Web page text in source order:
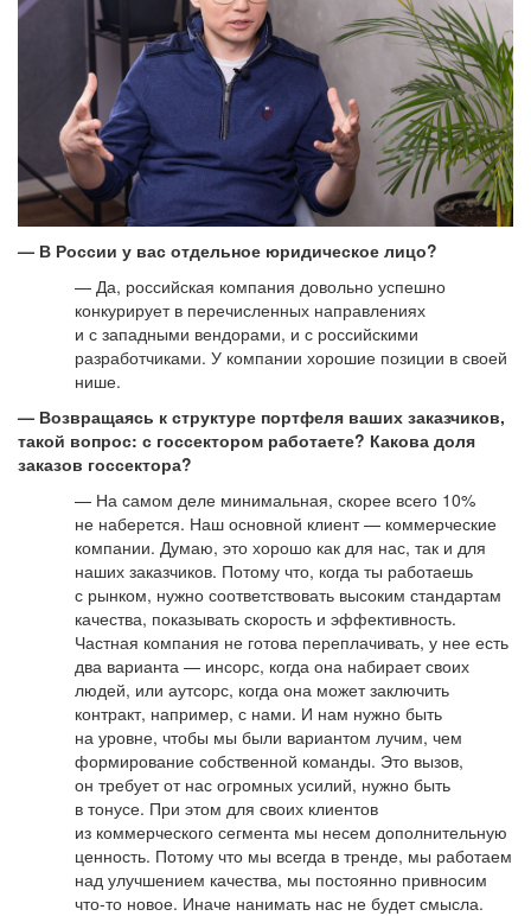
— В России у вас отдельное юридическое лицо?
— Да, российская компания довольно успешно
конкурирует в перечисленных направлениях
и с западными вендорами, и с российскими
разработчиками. У компании хорошие позиции в своей
нише.
— Возвращаясь к структуре портфеля ваших заказчиков,
такой вопрос: с госсектором работаете? Какова доля
заказов госсектора?
— На самом деле минимальная, скорее всего 10%
не наберется. Наш основной клиент — коммерческие
компании. Думаю, это хорошо как для нас, так и для
наших заказчиков. Потому что, когда ты работаешь
с рынком, нужно соответствовать высоким стандартам
качества, показывать скорость и эффективность.
Частная компания не готова переплачивать, у нее есть
два варианта — инсорс, когда она набирает своих
людей, или аутсорс, когда она может заключить
контракт, например, с нами. И нам нужно быть
на уровне, чтобы мы были вариантом лучим, чем
формирование собственной команды. Это вызов,
он требует от нас огромных усилий, нужно быть
в тонусе. При этом для своих клиентов
из коммерческого сегмента мы несем дополнительную
ценность. Потому что мы всегда в тренде, мы работаем
над улучшением качества, мы постоянно привносим
что-то новое. Иначе нанимать нас не будет смысла.